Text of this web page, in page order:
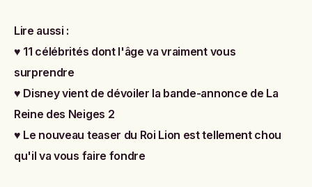
Lire aussi :
♥ 11 célébrités dont l'âge va vraiment vous
surprendre
♥ Disney vient de dévoiler la bande-annonce de La
Reine des Neiges 2
♥ Le nouveau teaser du Roi Lion est tellement chou
qu'il va vous faire fondre